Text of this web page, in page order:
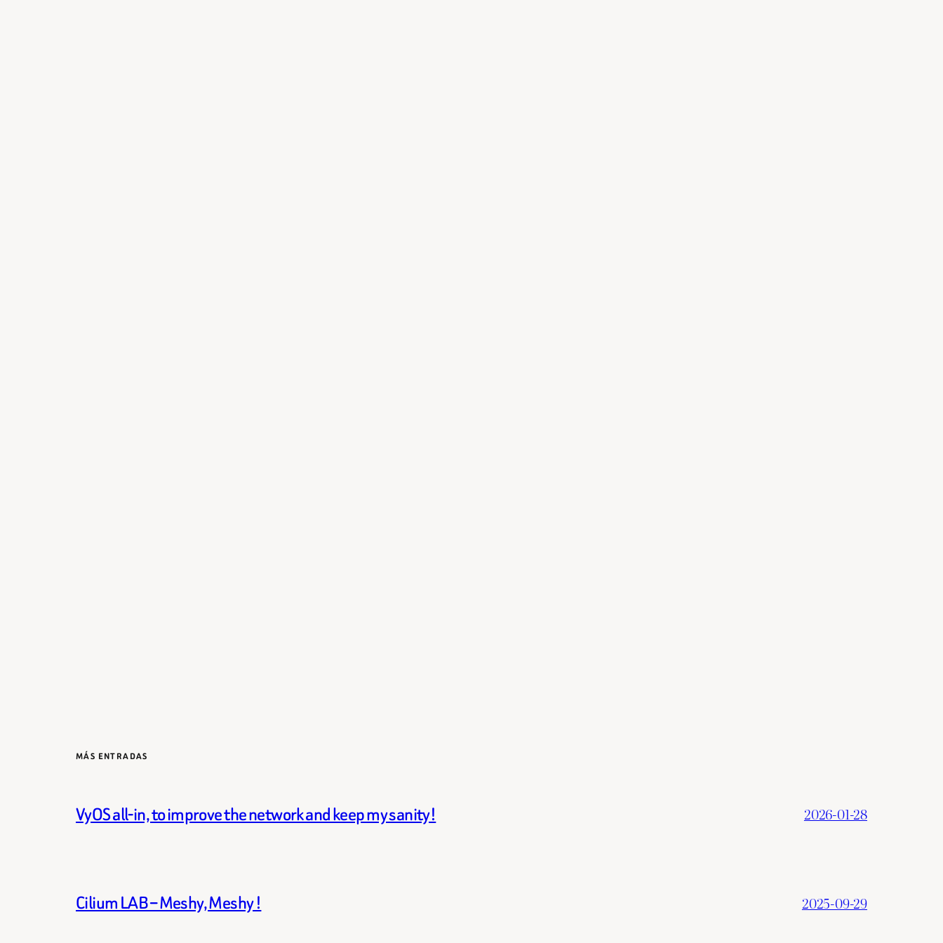
MÁS ENTRADAS
VyOS all-in, to improve the network and keep my sanity! 2026-01-28
Cilium LAB – Meshy, Meshy ! 2025-09-29